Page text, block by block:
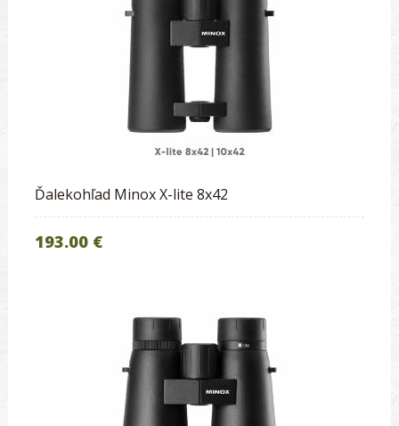
Ďalekohľad Minox X-lite 8x42
193.00 €